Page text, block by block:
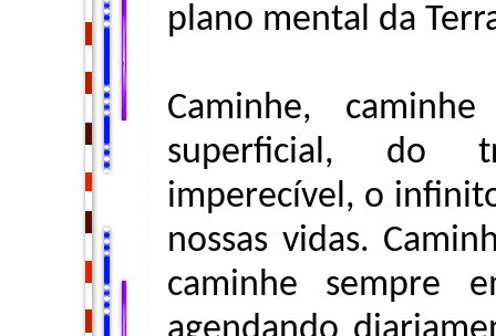
plano mental da
Caminhe,
superficial, do
imperecível, o
nossas vidas.
caminhe sempre